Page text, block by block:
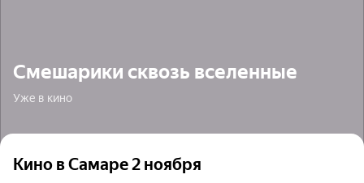
Смешарики сквозь вселенные
Уже в кино
Кино в Самаре 2 ноября